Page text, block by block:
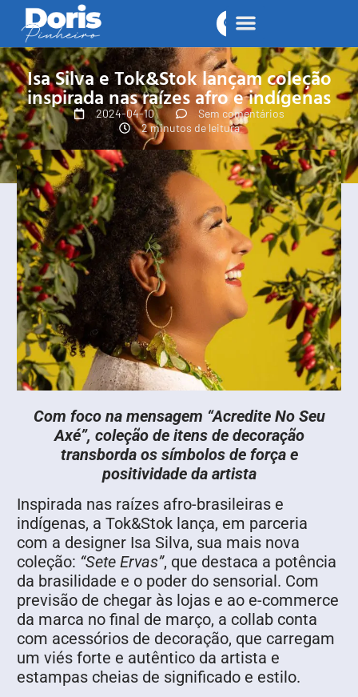
Isa Silva e Tok&Stok lançam coleção
inspirada nas raízes afro e indígenas
2024-04-10
Sem comentários
2 minutos de leitura
Com foco na mensagem “Acredite No Seu
Axé”, coleção de itens de decoração
transborda os símbolos de força e
positividade da artista
Inspirada nas raízes afro-brasileiras e
indígenas, a Tok&Stok lança, em parceria
com a designer Isa Silva, sua mais nova
coleção: “Sete Ervas”, que destaca a potência
da brasilidade e o poder do sensorial. Com
previsão de chegar às lojas e ao e-commerce
da marca no final de março, a collab conta
com acessórios de decoração, que carregam
um viés forte e autêntico da artista e
estampas cheias de significado e estilo.